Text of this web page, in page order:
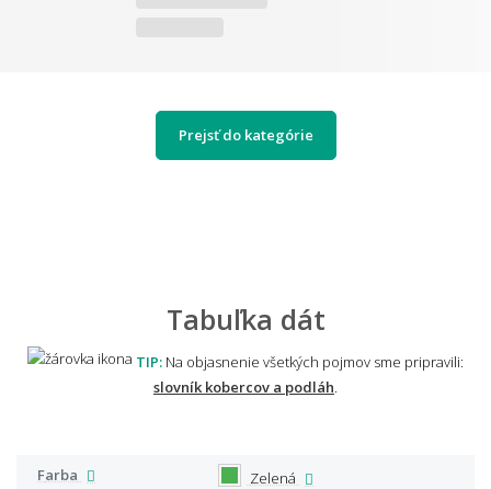
Prejsť do kategórie
Tabuľka dát
TIP: Na objasnenie všetkých pojmov sme pripravili:
slovník kobercov a podláh
Farba
Zelená